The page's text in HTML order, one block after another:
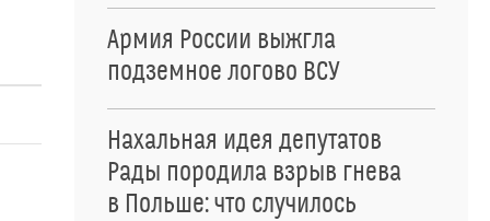
Армия России выжгла
подземное логово ВСУ
Нахальная идея депутатов
Рады породила взрыв гнева
в Польше: что случилось